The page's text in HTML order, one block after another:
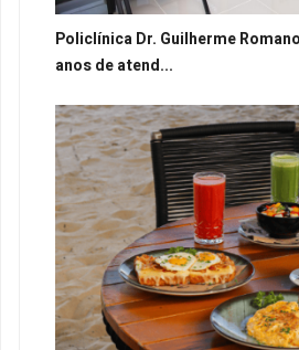
Policlínica Dr. Guilherme
anos de atend...